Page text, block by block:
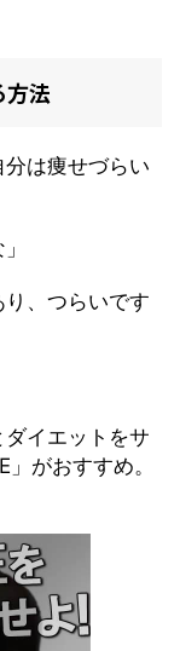
方法
分は痩せづらい
、つらいです
イエットをサ
がおすすめ。